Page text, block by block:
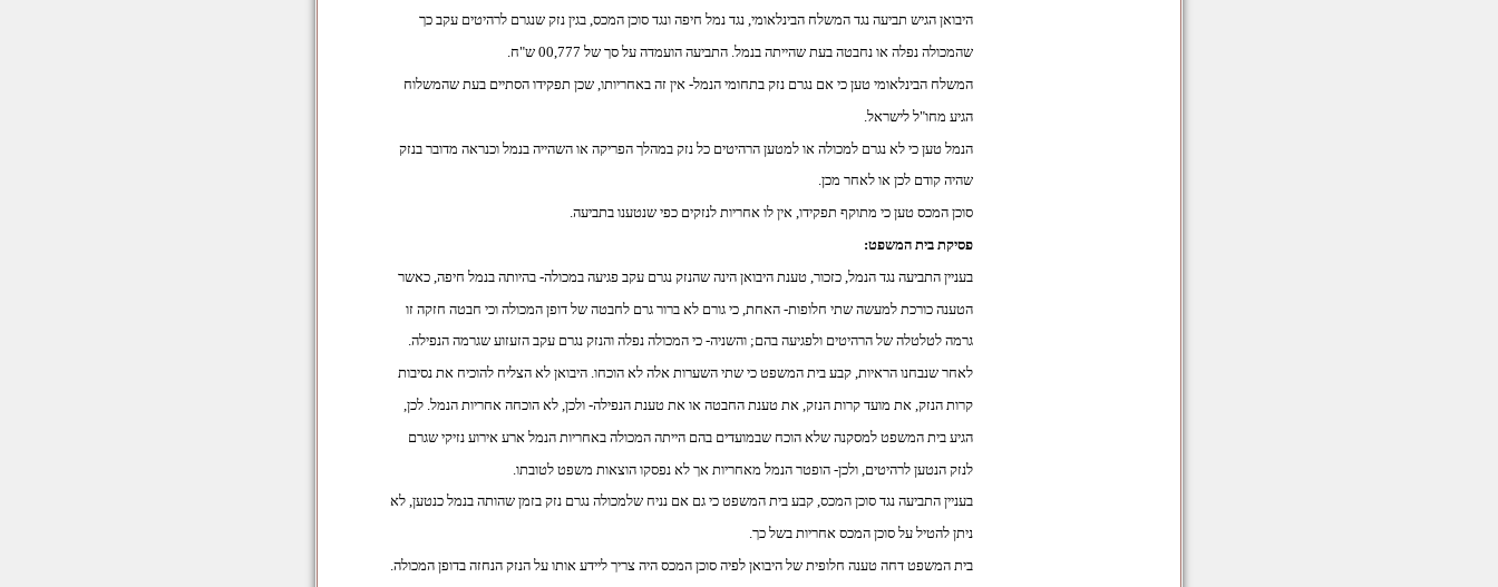
היבואן הגיש תביעה נגד המשלח הבינלאומי, נגד נמל חיפה ונגד סוכן המכס, בגין נזק שנגרם לרהיטים עקב כך
שהמכולה נפלה או נחבטה בעת שהייתה בנמל. התביעה הועמדה על סך של 00,777 ש"ח.
המשלח הבינלאומי טען כי אם נגרם נזק בתחומי הנמל- אין זה באחריותו, שכן תפקידו הסתיים בעת שהמשלוח
הגיע מחו"ל לישראל.
הנמל טען כי לא נגרם למכולה או למטען הרהיטים כל נזק במהלך הפריקה או השהייה בנמל וכנראה מדובר בנזק
שהיה קודם לכן או לאחר מכן.
סוכן המכס טען כי מתוקף תפקידו, אין לו אחריות לנזקים כפי שנטענו בתביעה.
פסיקת בית המשפט:
בעניין התביעה נגד הנמל, כזכור, טענת היבואן הינה שהנזק נגרם עקב פגיעה במכולה- בהיותה בנמל חיפה, כאשר
הטענה כורכת למעשה שתי חלופות- האחת, כי גורם לא ברור גרם לחבטה של דופן המכולה וכי חבטה חזקה זו
גרמה לטלטלה של הרהיטים ולפגיעה בהם; והשניה- כי המכולה נפלה והנזק נגרם עקב הזעזוע שגרמה הנפילה.
לאחר שנבחנו הראיות, קבע בית המשפט כי שתי השערות אלה לא הוכחו. היבואן לא הצליח להוכיח את נסיבות
קרות הנזק, את מועד קרות הנזק, את טענת החבטה או את טענת הנפילה- ולכן, לא הוכחה אחריות הנמל. לכן,
הגיע בית המשפט למסקנה שלא הוכח שבמועדים בהם הייתה המכולה באחריות הנמל ארע אירוע נזיקי שגרם
לנזק הנטען לרהיטים, ולכן- הופטר הנמל מאחריות אך לא נפסקו הוצאות משפט לטובתו.
בעניין התביעה נגד סוכן המכס, קבע בית המשפט כי גם אם נניח שלמכולה נגרם נזק בזמן שהותה בנמל כנטען, לא
ניתן להטיל על סוכן המכס אחריות בשל כך.
בית המשפט דחה טענה חלופית של היבואן לפיה סוכן המכס היה צריך ליידע אותו על הנזק הנחזה בדופן המכולה.